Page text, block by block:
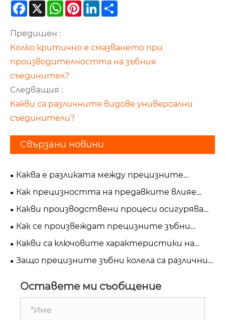
Facebook
X WhatsApp
PinterestLinkedIn
Предишен :
Колко критично е смазването при
производителността на зъбния
съединител?
Следващия :
Какви са различните видове универсални
съединители?
Свързани новини
Каква е разликата между прецизните
спирални зъбни колела и цилиндричните
зъбни колела?
Как прецизността на предавките влияе
върху производителността и
надеждността на оборудването?
Какви производствени процеси осигуряват
висока точност на прецизните зъбни
Как се произвеждат прецизните зъбни
колела за промишлени приложения?
Какви са ключовите характеристики на
високо прецизно зъбно колело?
Защо прецизните зъбни колела са различни
колела?
Оставете ми съобщение